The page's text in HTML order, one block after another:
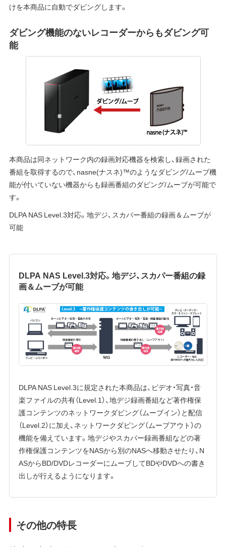
けを本商品に自動でダビングします。
ダビング機能のないレコーダーからもダビング可
能
本商品は同ネットワーク内の録画対応機器を検索し、録画された
番組を取得するので、nasne(ナスネ)™のようなダビング/ムーブ機
能が付いていない機器からも録画番組のダビング/ムーブが可能で
す。
DLPA NAS Level.3対応。地デジ、スカパー番組の録画＆ムーブが
可能
DLPA NAS Level.3対応。地デジ、スカパー番組の録
画＆ムーブが可能
DLPA NAS Level.3に規定された本商品は、ビデオ・写真・音
楽ファイルの共有（Level.1）、地デジ録画番組など著作権保
護コンテンツのネットワークダビング（ムーブイン）と配信
（Level.2）に加え、ネットワークダビング（ムーブアウト）の
機能を備えています。地デジやスカパー録画番組などの著
作権保護コンテンツをNASから別のNASへ移動させたり、N
ASからBD/DVDレコーダーにムーブしてBDやDVDへの書き
出しが行えるようになります。
その他の特長